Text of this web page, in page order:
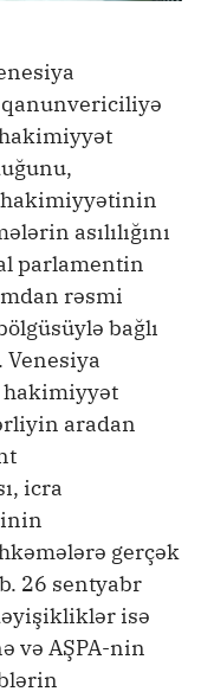
qanunvericiliyə
hakimiyyətinin
asılılığını
parlamentin
rəsmi
bağlı
hakimiyyət
aradan
icra
gerçək
26 sentyabr
isə
və AŞPA-nin